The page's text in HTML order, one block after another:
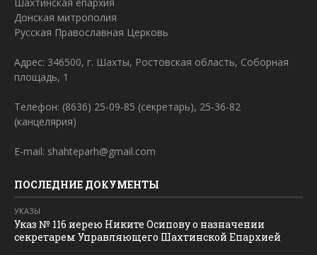
Донская митрополия
Русская Православная Церковь
Адрес: 346500, г. Шахты, Ростовская область, Соборная
площадь, 1
Телефон: (8636) 25-09-85 (секретарь), 25-36-82
(канцелярия)
E-mail: shahteparh@gmail.com
ПОСЛЕДНИЕ ДОКУМЕНТЫ
УКАЗЫ
Указ № 116 иерею Никите Осипову о назначении
секретарем Управляющего Шахтинской Епархией